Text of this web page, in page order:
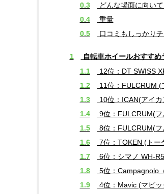
0.3
どんな場面に向い
0.4
重量
0.5
口コミもしっかり
1
自転車ホイールおすす
1.1
12位：DT SWISS
1.2
11位：FULCRUM (
1.3
10位：ICAN(アイ
1.4
9位：FULCRUM(
1.5
8位：FULCRUM(
1.6
7位：TOKEN (トー
1.7
6位：シマノ WH-
1.8
5位：Campagnolo
1.9
4位：Mavic (マビ